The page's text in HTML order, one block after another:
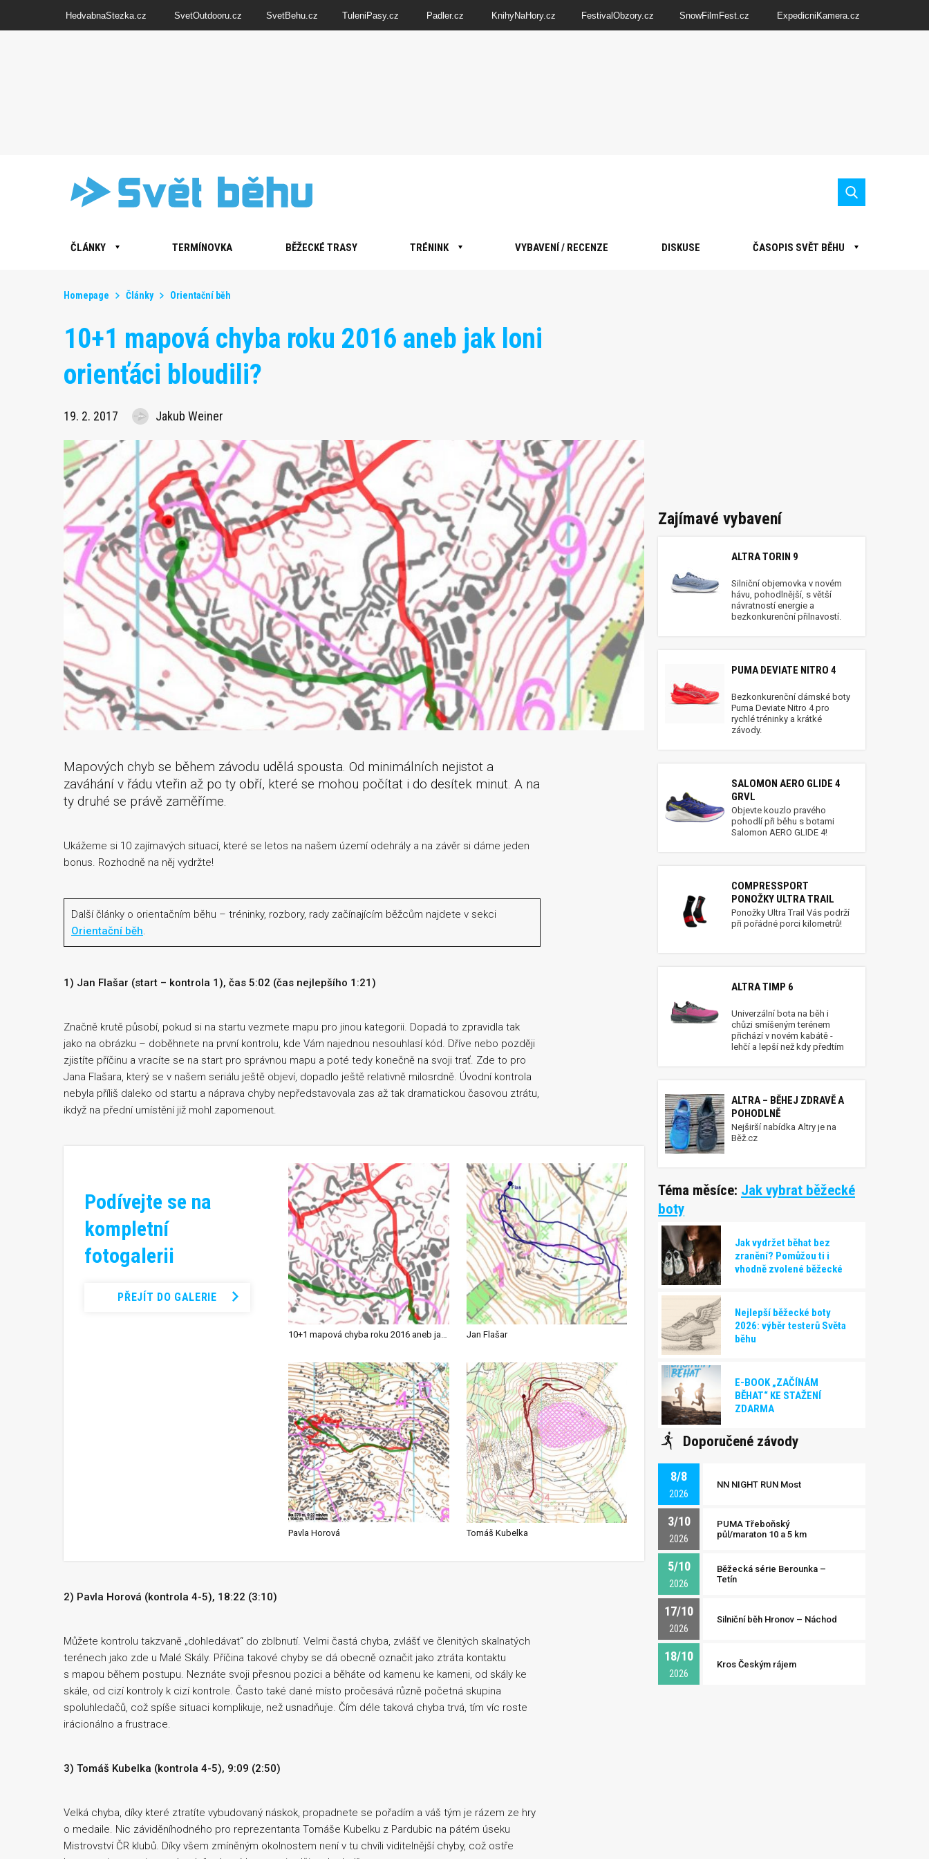
HedvabnaStezka.cz SvetOutdooru.cz SvetBehu.cz TuleniPasy.cz Padler.cz KnihyNaHory.cz FestivalObzory.cz SnowFilmFest.cz ExpedicniKamera.cz
ČLÁNKY TERMÍNOVKA BĚŽECKÉ TRASY TRÉNINK VYBAVENÍ / RECENZE DISKUSE ČASOPIS SVĚT BĚHU
Homepage Články Orientační běh
10+1 mapová chyba roku 2016 aneb jak loni
orienťáci bloudili?
19. 2. 2017 Jakub Weiner
Mapových chyb se během závodu udělá spousta. Od minimálních nejistot a
zaváhání v řádu vteřin až po ty obří, které se mohou počítat i do desítek minut. A na
ty druhé se právě zaměříme.
Ukážeme si 10 zajímavých situací, které se letos na našem území odehrály a na závěr si dáme jeden
bonus. Rozhodně na něj vydržte!
Další články o orientačním běhu – tréninky, rozbory, rady začínajícím běžcům najdete v sekci
Orientační běh.
1) Jan Flašar (start – kontrola 1), čas 5:02 (čas nejlepšího 1:21)
Značně krutě působí, pokud si na startu vezmete mapu pro jinou kategorii. Dopadá to zpravidla tak
jako na obrázku – doběhnete na první kontrolu, kde Vám najednou nesouhlasí kód. Dříve nebo později
zjistíte příčinu a vracíte se na start pro správnou mapu a poté tedy konečně na svoji trať. Zde to pro
Jana Flašara, který se v našem seriálu ještě objeví, dopadlo ještě relativně milosrdně. Úvodní kontrola
nebyla příliš daleko od startu a náprava chyby nepředstavovala zas až tak dramatickou časovou ztrátu,
ikdyž na přední umístění již mohl zapomenout.
Podívejte se na
kompletní
fotogalerii
PŘEJÍT DO GALERIE
Jan Flašar
Pavla Horová Tomáš Kubelka
2) Pavla Horová (kontrola 4-5), 18:22 (3:10)
Můžete kontrolu takzvaně „dohledávat“ do zblbnutí. Velmi častá chyba, zvlášť ve členitých skalnatých
terénech jako zde u Malé Skály. Příčina takové chyby se dá obecně označit jako ztráta kontaktu
s mapou během postupu. Neznáte svoji přesnou pozici a běháte od kamenu ke kameni, od skály ke
skále, od cizí kontroly k cizí kontrole. Často také dané místo pročesává různě početná skupina
spoluhledačů, což spíše situaci komplikuje, než usnadňuje. Čím déle taková chyba trvá, tím víc roste
irácionálno a frustrace.
3) Tomáš Kubelka (kontrola 4-5), 9:09 (2:50)
Velká chyba, díky které ztratíte vybudovaný náskok, propadnete se pořadím a váš tým je rázem ze hry
o medaile. Nic záviděníhodného pro reprezentanta Tomáše Kubelku z Pardubic na pátém úseku
Mistrovství ČR klubů. Díky všem zmíněným okolnostem není v tu chvíli viditelnější chyby, což ostře
Zajímavé vybavení
ALTRA TORIN 9
Silniční objemovka v novém
hávu, pohodlnější, s větší
návratností energie a
bezkonkurenční přilnavostí.
PUMA DEVIATE NITRO 4
Bezkonkurenční dámské boty
Puma Deviate Nitro 4 pro
rychlé tréninky a krátké
závody.
SALOMON AERO GLIDE 4
GRVL
Objevte kouzlo pravého
pohodlí při běhu s botami
Salomon AERO GLIDE 4!
COMPRESSPORT
PONOŽKY ULTRA TRAIL
Ponožky Ultra Trail Vás podrží
při pořádné porci kilometrů!
ALTRA TIMP 6
Univerzální bota na běh i
chůzi smíšeným terénem
přichází v novém kabátě -
lehčí a lepší než kdy předtím
ALTRA – BĚHEJ ZDRAVĚ A
POHODLNĚ
Nejširší nabídka Altry je na
Běž.cz
Téma měsíce: Jak vybrat běžecké
boty
Jak vydržet běhat bez
zranění? Pomůžou ti i
vhodně zvolené běžecké
Nejlepší běžecké boty
2026: výběr testerů Světa
běhu
E-BOOK „ZAČÍNÁM
BĚHAT“ KE STAŽENÍ
ZDARMA
Doporučené závody
8/8
2026
NN NIGHT RUN Most
3/10
2026
PUMA Třeboňský
půl/maraton 10 a 5 km
5/10
2026
Běžecká série Berounka –
Tetín
17/10
2026
Silniční běh Hronov – Náchod
18/10
2026
Kros Českým rájem